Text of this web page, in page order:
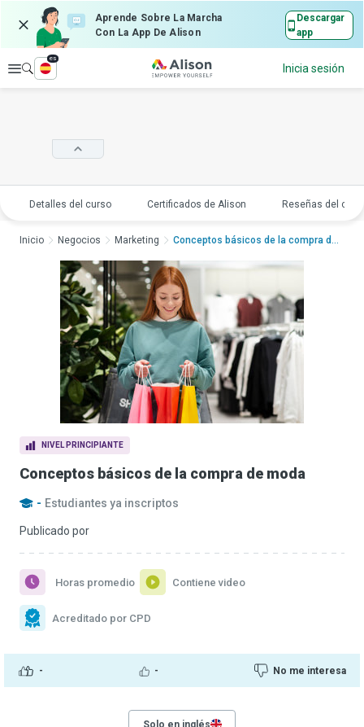
Aprende Sobre La Marcha
Con La App De Alison
Descargar
app
Explorar
es
Inicia sesión
Detalles del curso Certificados de Alison Reseñas del
NIVEL PRINCIPIANTE
Conceptos básicos de la compra de moda
- Estudiantes ya inscriptos
Publicado por
- - No me interesa
Horas promedio Contiene video
Acreditado por CPD
Inicio Negocios Marketing Conceptos básicos de la compra de modaCon...
Solo en inglés